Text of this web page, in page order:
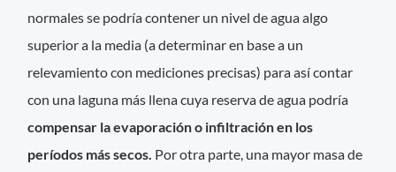
normales se podría contener un nivel de agua algo
superior a la media (a determinar en base a un
relevamiento con mediciones precisas) para así contar
con una laguna más llena cuya reserva de agua podría
compensar la evaporación o infiltración en los
períodos más secos. Por otra parte, una mayor masa de